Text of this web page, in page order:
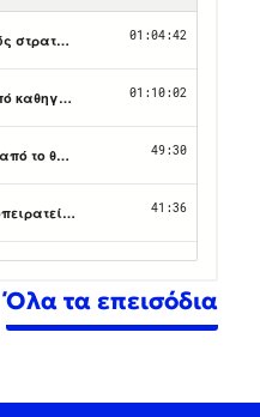
Όλα τα επεισόδια